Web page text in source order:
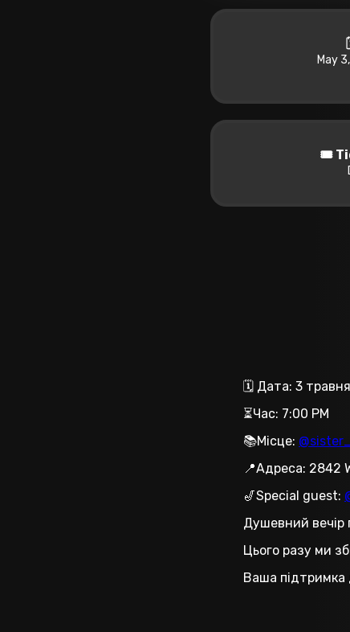
May
🎟️
🗓️ Дата: 3
⏳Час: 7:00 PM
📚Місце:
📍Адреса: 2842
🎷Special guest:
Душевний вечір
Цього разу ми
Ваша підтримка